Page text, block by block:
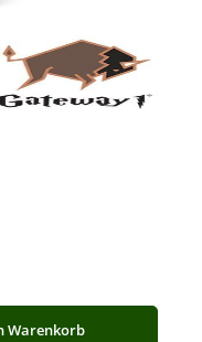
ein oder benutze die
Warenkorb